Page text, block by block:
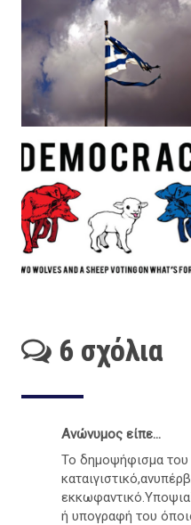
6 σχόλια
Ανώνυμος είπε...
Το δημοψήφισμα του
ή υπογραφή του